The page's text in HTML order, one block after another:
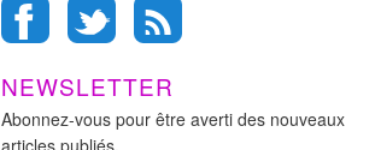
NEWSLETTER
Abonnez-vous pour être averti des nouveaux
articles publiés.